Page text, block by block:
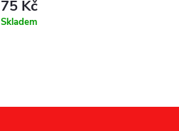
75 Kč
Skladem